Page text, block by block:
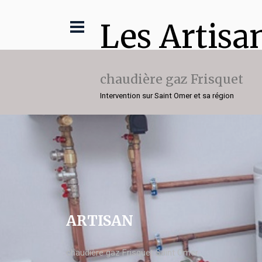
Les
chaudière gaz Frisquet
Intervention sur Saint Omer et sa région
ARTISAN
chaudière gaz Frisquet Saint Omer